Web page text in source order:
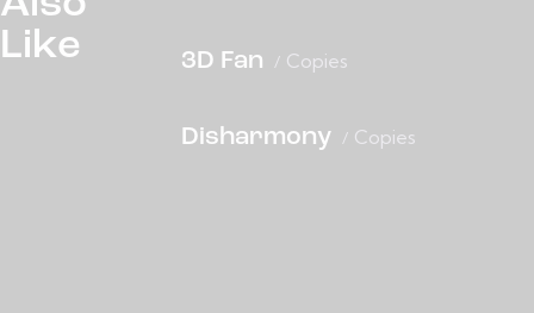
Like
Copies
3D Fan
Copies
Disharmony